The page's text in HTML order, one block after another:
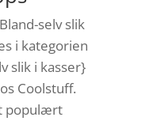
selv slik
i kategorien
slik i kasser}
Coolstuff.
populært